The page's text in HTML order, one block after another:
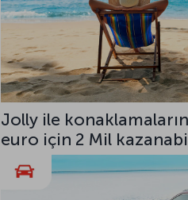
Jolly ile
euro için 2 Mil